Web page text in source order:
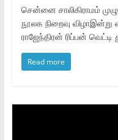
சென்னை சாலிகிராமம்
நூலக நிறைவு
ராஜேந்திரன் ரிப்பன்
Read more